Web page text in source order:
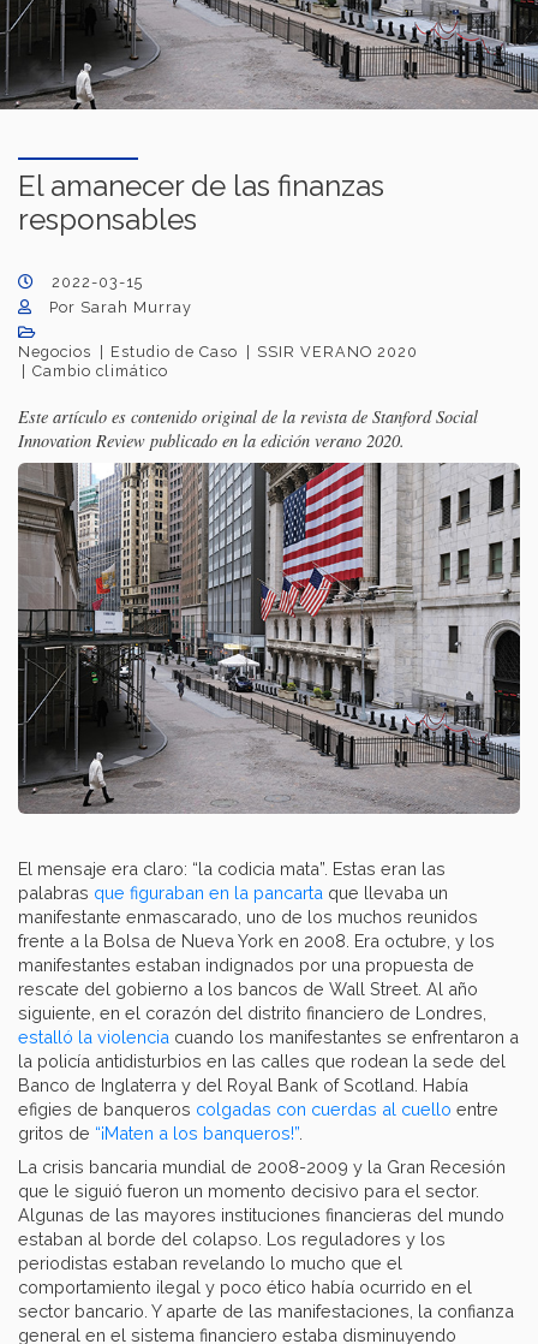
El amanecer de las finanzas
responsables
2022-03-15
Por Sarah Murray
Negocios Estudio de Caso
SSIR VERANO 2020
Cambio climático
Este artículo es contenido original de la revista de Stanford Social
Innovation Review publicado en la edición verano 2020.
El mensaje era claro: “la codicia mata”. Estas eran las
palabras que figuraban en la pancarta que llevaba un
manifestante enmascarado, uno de los muchos reunidos
frente a la Bolsa de Nueva York en 2008. Era octubre, y los
manifestantes estaban indignados por una propuesta de
rescate del gobierno a los bancos de Wall Street. Al año
siguiente, en el corazón del distrito financiero de Londres,
estalló la violencia cuando los manifestantes se enfrentaron a
la policía antidisturbios en las calles que rodean la sede del
Banco de Inglaterra y del Royal Bank of Scotland. Había
efigies de banqueros colgadas con cuerdas al cuello entre
gritos de “¡Maten a los banqueros!”
La crisis bancaria mundial de 2008-2009 y la Gran Recesión
que le siguió fueron un momento decisivo para el sector.
Algunas de las mayores instituciones financieras del mundo
estaban al borde del colapso. Los reguladores y los
periodistas estaban revelando lo mucho que el
comportamiento ilegal y poco ético había ocurrido en el
sector bancario. Y aparte de las manifestaciones, la confianza
general en el sistema financiero estaba disminuyendo